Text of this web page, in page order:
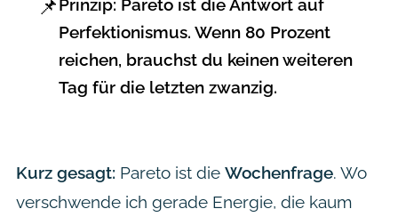
📌 Prinzip: Pareto ist die Antwort auf
Perfektionismus. Wenn 80 Prozent
reichen, brauchst du keinen weiteren
Tag für die letzten zwanzig.
Kurz gesagt: Pareto ist die Wochenfrage. Wo
verschwende ich gerade Energie, die kaum